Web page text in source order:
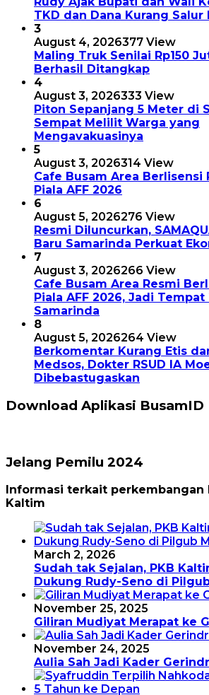
TKD dan Dana Kurang Salur
3
August 4, 2026377 View
Maling Truk Senilai Rp150
Berhasil Ditangkap
4
August 3, 2026333 View
Piton Sepanjang 5 Meter di
Sempat Melilit Warga yang
Mengavakuasinya
5
August 3, 2026314 View
Cafe Busam Area Berlisensi
Piala AFF 2026
6
August 5, 2026276 View
Resmi Diluncurkan,
Baru Samarinda Perkuat
7
August 3, 2026266 View
Cafe Busam Area Resmi
Piala AFF 2026, Jadi
Samarinda
8
August 5, 2026264 View
Berkomentar Kurang Etis
Medsos, Dokter RSUD IA
Dibebastugaskan
Download Aplikasi BusamID
Jelang Pemilu 2024
Informasi terkait perkembangan
Kaltim
March 2, 2026
Sudah tak Sejalan, PKB
Dukung Rudy-Seno di
November 25, 2025
Giliran Mudiyat Merapat ke
November 24, 2025
Aulia Sah Jadi Kader